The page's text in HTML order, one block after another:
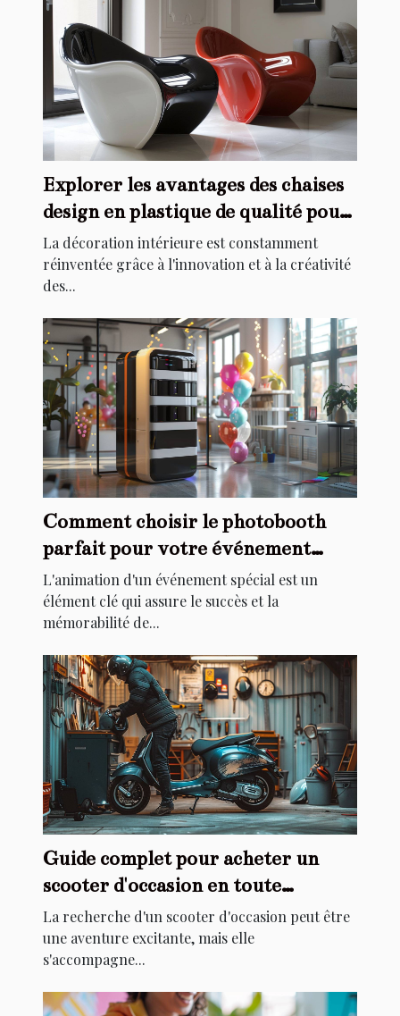
Explorer les avantages des chaises
design en plastique de qualité pour
la décoration intérieure
La décoration intérieure est constamment
réinventée grâce à l'innovation et à la créativité
des...
Comment choisir le photobooth
parfait pour votre événement
spécial
L'animation d'un événement spécial est un
élément clé qui assure le succès et la
mémorabilité de...
Guide complet pour acheter un
scooter d'occasion en toute
sécurité
La recherche d'un scooter d'occasion peut être
une aventure excitante, mais elle
s'accompagne...